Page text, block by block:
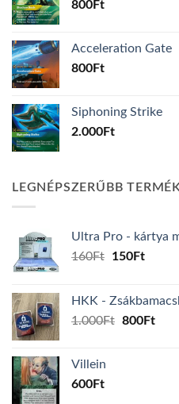
800Ft
Acceleration Gate
800Ft
Siphoning Strike
2.000Ft
LEGNÉPSZERŰBB
Ultra Pro - kártya
160Ft
Original
160Ft.
150Ft
HKK -
1.000Ft Original
800Ft
Villein
600Ft